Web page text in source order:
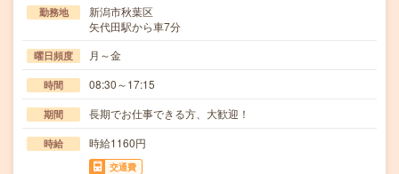
勤務地
新潟市秋葉区
矢代田駅から車7分
曜日頻度 月～金
時間 08:30～17:15
期間 長期でお仕事できる方、大歓迎！
時給 時給1160円
交通費